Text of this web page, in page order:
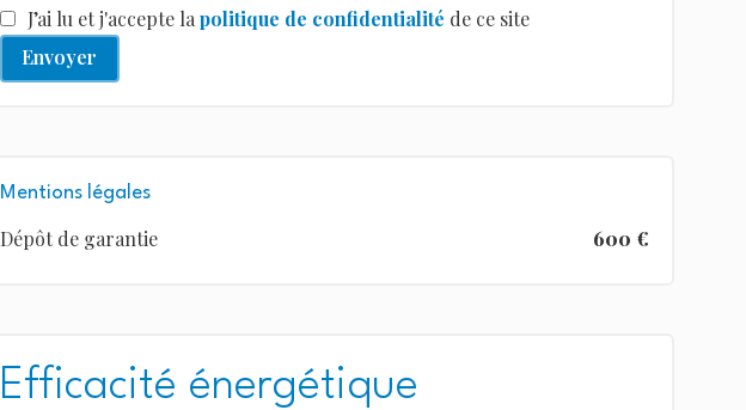
J’ai lu et j'accepte la politique de confidentialité de ce site
Envoyer
Mentions légales
Dépôt de garantie 600 €
Efficacité énergétique